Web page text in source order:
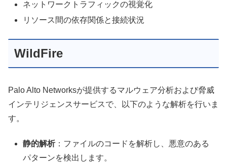
ネットワークトラフィックの視覚化
リソース間の依存関係と接続状況
WildFire
Palo Alto Networksが提供するマルウェア分析および脅威
インテリジェンスサービスで、以下のような解析を行いま
す。
静的解析：ファイルのコードを解析し、悪意のある
パターンを検出します。